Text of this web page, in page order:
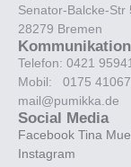
Senator-Balcke-Str
28279 Bremen
Kommunikation
Telefon: 0421
Mobil: 0175
mail@pumikka.de
Social Media
Facebook Tina
Instagram